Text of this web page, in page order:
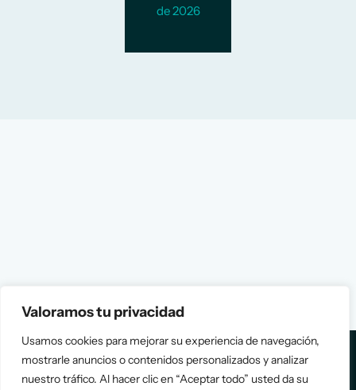
Valoramos tu privacidad
Usamos cookies para mejorar su experiencia de navegación,
mostrarle anuncios o contenidos personalizados y analizar
nuestro tráfico. Al hacer clic en “Aceptar todo” usted da su
de 2026